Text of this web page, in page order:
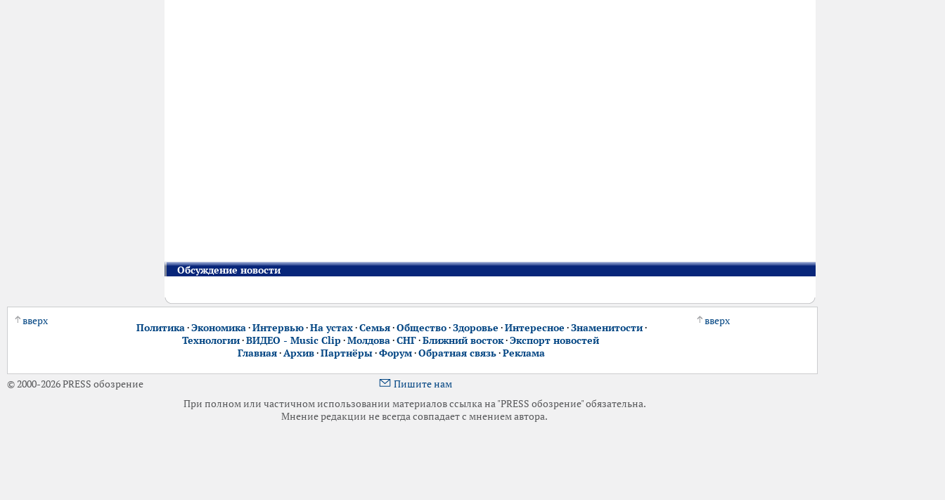
Обсуждение новости
вверх
Политика·Экономика·Интервью·На устах·Семья·Общество·Здоровье ·Интересное ·Знаменитости·
Технологии·ВИДЕО - Music Clip ·Молдова·СНГ·Ближний восток·Экспорт новостей
Главная·Архив·Партнёры·Форум·Обратная связь·Реклама
вверх
© 2000-2026 PRESS обозрение
Пишите нам
При полном или частичном использовании материалов ссылка на "PRESS обозрение" обязательна.
Мнение редакции не всегда совпадает с мнением автора.